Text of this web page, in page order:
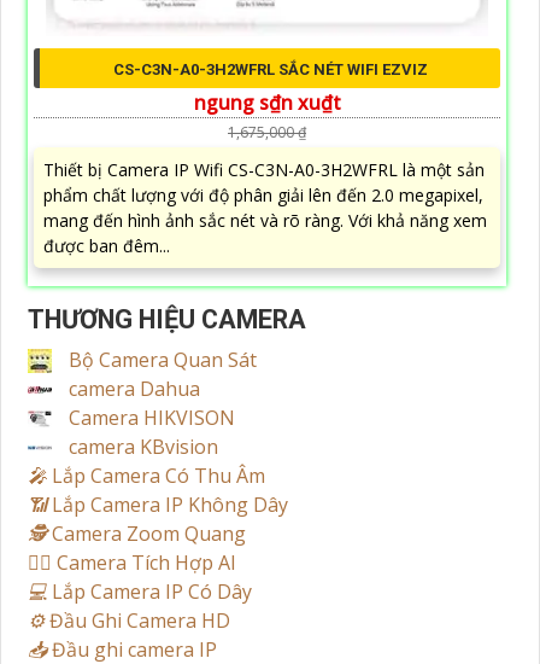
CS-C3N-A0-3H2WFRL SẮC NÉT WIFI EZVIZ
ngung s₫n xu₫t
1,675,000 ₫
Thiết bị Camera IP Wifi CS-C3N-A0-3H2WFRL là một sản
phẩm chất lượng với độ phân giải lên đến 2.0 megapixel,
mang đến hình ảnh sắc nét và rõ ràng. Với khả năng xem
được ban đêm...
THƯƠNG HIỆU CAMERA
Bộ Camera Quan Sát
camera Dahua
Camera HIKVISON
camera KBvision
️🎤️ Lắp Camera Có Thu Âm
📶Lắp Camera IP Không Dây
🕵️Camera Zoom Quang
🧛‍♀️ Camera Tích Hợp AI
💻 Lắp Camera IP Có Dây
⚙️Đầu Ghi Camera HD
📥Đầu ghi camera IP